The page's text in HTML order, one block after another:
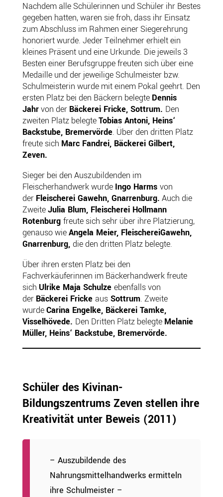
Nachdem alle Schülerinnen und Schüler ihr Bestes
gegeben hatten, waren sie froh, dass ihr Einsatz
zum Abschluss im Rahmen einer Siegerehrung
honoriert wurde. Jeder Teilnehmer erhielt ein
kleines Präsent und eine Urkunde. Die jeweils 3
Besten einer Berufsgruppe freuten sich über eine
Medaille und der jeweilige Schulmeister bzw.
Schulmeisterin wurde mit einem Pokal geehrt. Den
ersten Platz bei den Bäckern belegte Dennis
Jahrvon der Bäckerei Fricke, Sottrum. Den
zweiten Platz belegteTobias Antoni, Heins‘
Backstube, Bremervörde. Über den dritten Platz
freute sich Marc Fandrei, Bäckerei Gilbert,
Zeven.
Sieger bei den Auszubildenden im
Fleischerhandwerk wurde Ingo Harms von
der Fleischerei Gawehn, Gnarrenburg. Auch die
ZweiteJulia Blum, Fleischerei Hollmann
Rotenburg freute sich sehr über ihre Platzierung,
genauso wieAngela Meier, FleischereiGawehn,
Gnarrenburg, die den dritten Platz belegte.
Über ihren ersten Platz bei den
Fachverkäuferinnen im Bäckerhandwerk freute
sich Ulrike Maja Schulze ebenfalls von
der Bäckerei Fricke ausSottrum. Zweite
wurdeCarina Engelke, Bäckerei Tamke,
Visselhövede. Den Dritten Platz belegte Melanie
Müller, Heins‘ Backstube, Bremervörde.
Schüler des Kivinan-
Bildungszentrums Zeven stellen ihre
Kreativität unter Beweis(2011)
– Auszubildende des
Nahrungsmittelhandwerks ermitteln
ihre Schulmeister –